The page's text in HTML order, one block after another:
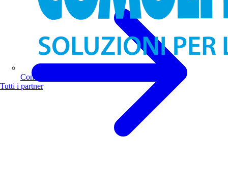
Comoli Ferrari
Tutti i partner